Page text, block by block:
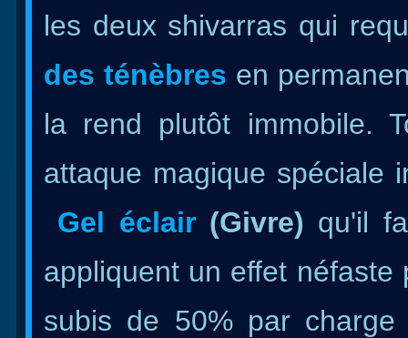
les deux shivarras qui
des ténèbres en
la rend plutôt immobile.
attaque magique spéciale
Gel éclair(Givre) qu'il
appliquent un effet
subis de 50% par